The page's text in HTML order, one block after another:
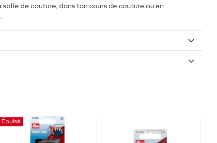
de couture, dans ton cours de couture ou en
Épuisé